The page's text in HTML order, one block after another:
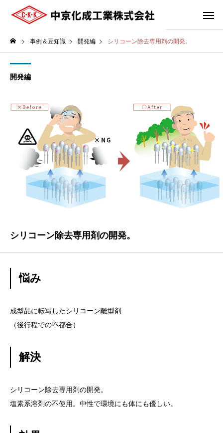
事例＆豆知識 開発編 シリコーン除去専用剤の開発。
開発編
シリコーン除去専用剤の開発。
悩み
成型品に転写したシリコーン離型剤
（後行程での不都合）
解決
シリコーン除去専用剤の開発。
塩素系溶剤の不使用。中性で環境にも体にも優しい。